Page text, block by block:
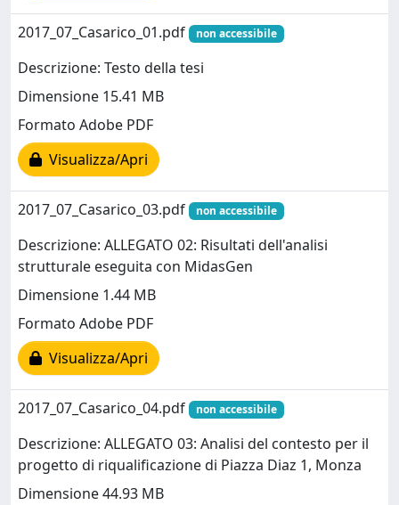
2017_07_Casarico_01.pdf non accessibile
Descrizione: Testo della tesi
Dimensione 15.41 MB
Formato Adobe PDF
Visualizza/Apri
2017_07_Casarico_03.pdf non accessibile
Descrizione: ALLEGATO 02: Risultati dell'analisi
strutturale eseguita con MidasGen
Dimensione 1.44 MB
Formato Adobe PDF
Visualizza/Apri
2017_07_Casarico_04.pdf non accessibile
Descrizione: ALLEGATO 03: Analisi del contesto per il
progetto di riqualificazione di Piazza Diaz 1, Monza
Dimensione 44.93 MB